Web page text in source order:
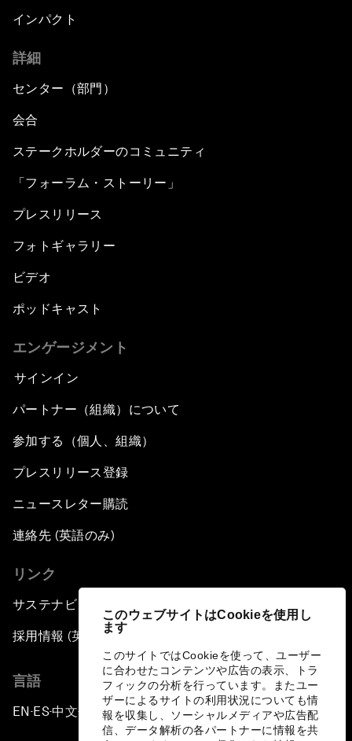
このウェブサイトはCookieを使用し
ます
このサイトではCookieを使って、ユーザー
に合わせたコンテンツや広告の表示、トラ
フィックの分析を行っています。またユー
ザーによるサイトの利用状況についても情
報を収集し、ソーシャルメディアや広告配
信、データ解析の各パートナーに情報を共
インパクト
詳細
センター（部門）
会合
ステークホルダーのコミュニティ
「フォーラム・ストーリー」
プレスリリース
フォトギャラリー
ビデオ
ポッドキャスト
エンゲージメント
サインイン
パートナー（組織）について
参加する（個人、組織）
プレスリリース登録
ニュースレター購読
連絡先 (英語のみ)
リンク
サステナビリティへの取り組み
採用情報 (英語のみ)
言語
EN ▪ES▪中文▪ 日本語